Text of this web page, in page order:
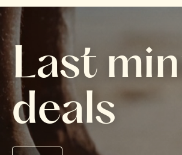
Last
deals